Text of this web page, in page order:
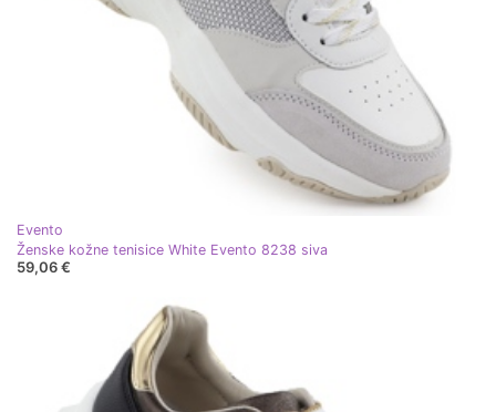
Evento
Ženske kožne tenisice White Evento 8238 siva
59,06 €